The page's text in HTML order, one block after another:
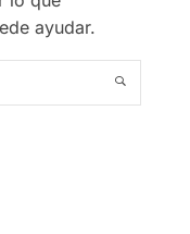
ayudar.